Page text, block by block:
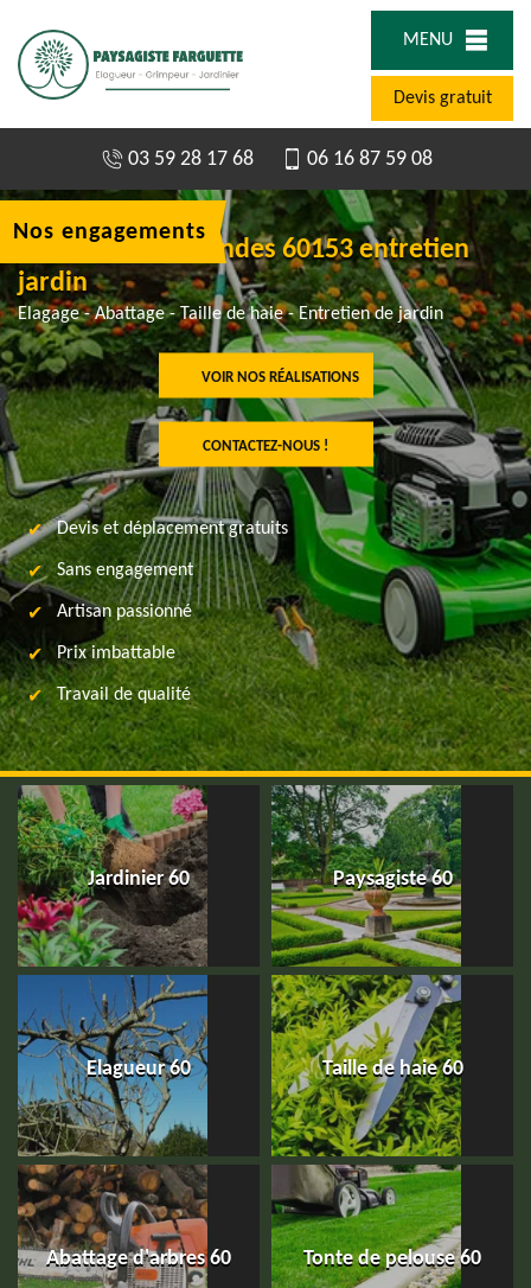
MENU
Devis gratuit
03 59 28 17 68 06 16 87 59 08
Jardinier à Rethondes 60153 entretien
jardin
Elagage - Abattage - Taille de haie - Entretien de jardin
VOIR NOS RÉALISATIONS
CONTACTEZ-NOUS !
Nos engagements
Devis et déplacement gratuits
Sans engagement
Artisan passionné
Prix imbattable
Travail de qualité
Jardinier 60 Paysagiste 60
Elagueur 60 Taille de haie 60
Abattage d'arbres 60 Tonte de pelouse 60